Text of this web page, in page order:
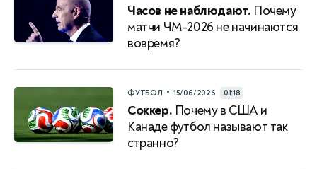
Часов не наблюдают. Почему
матчи ЧМ-2026 не начинаются
вовремя?
ФУТБОЛ • 15/06/2026 01:18
Соккер. Почему в США и
Канаде футбол называют так
странно?